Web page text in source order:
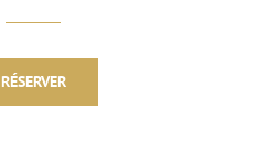
RÉSERVER